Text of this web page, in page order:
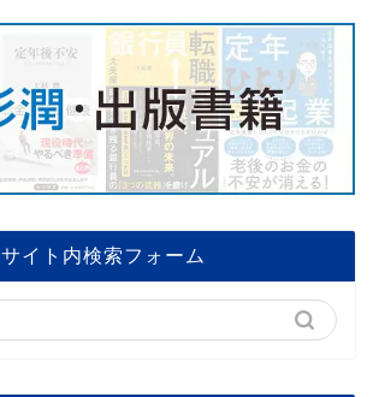
サイト内検索フォーム